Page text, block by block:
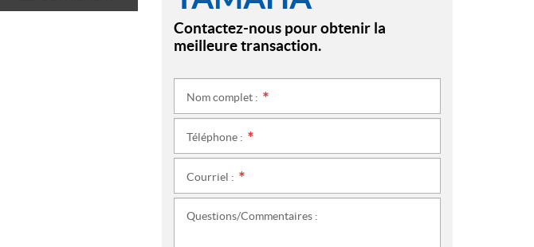
Contactez-nous pour obtenir la
meilleure transaction.
Nom complet :
Téléphone :
Courriel :
Questions/Commentaires :